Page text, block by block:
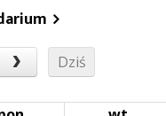
Dziś